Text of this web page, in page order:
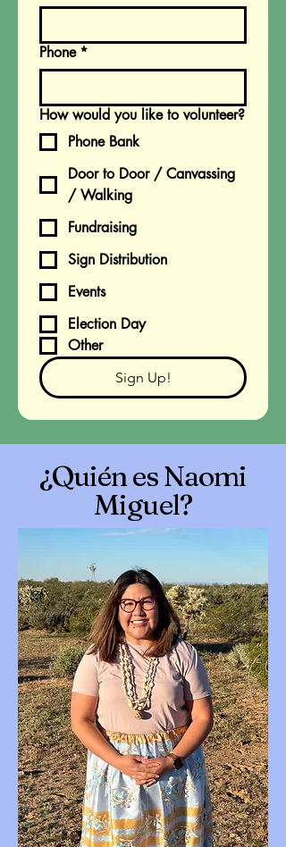
Phone *
How would you like to volunteer?
Phone Bank
Door to Door / Canvassing
/ Walking
Fundraising
Sign Distribution
Events
Election Day
Other
Sign Up!
¿Quién es Naomi
Miguel?